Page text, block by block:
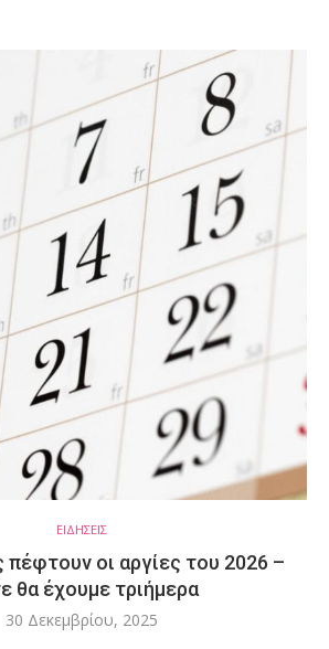
ΕΙΔΗΣΕΙΣ
πέφτουν οι αργίες του 2026 –
θα έχουμε τριήμερα
30 Δεκεμβρίου, 2025